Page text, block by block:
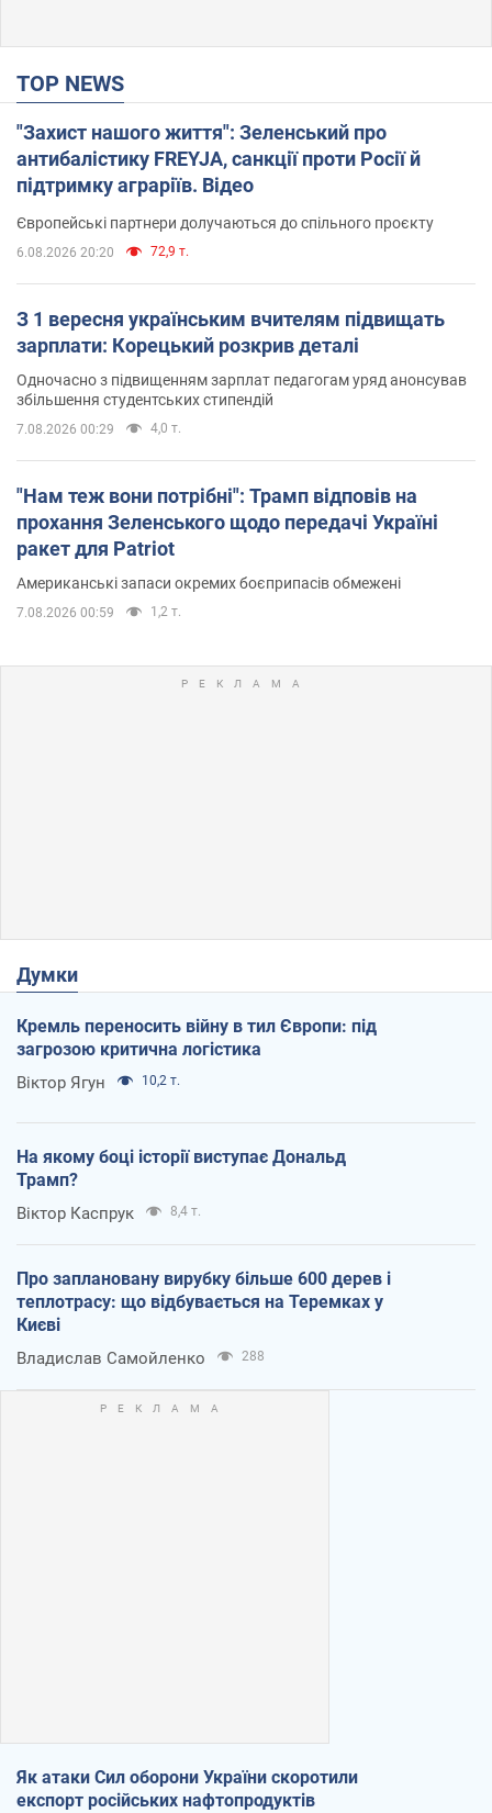
TOP NEWS
"Захист нашого життя": Зеленський про
антибалістику FREYJA, санкції проти Росії й
підтримку аграріїв. Відео
Європейські партнери долучаються до спільного проєкту
6.08.2026 20:20 72,9 т.
З 1 вересня українським вчителям підвищать
зарплати: Корецький розкрив деталі
Одночасно з підвищенням зарплат педагогам уряд анонсував
збільшення студентських стипендій
7.08.2026 00:29 4,0 т.
"Нам теж вони потрібні": Трамп відповів на
прохання Зеленського щодо передачі Україні
ракет для Patriot
Американські запаси окремих боєприпасів обмежені
7.08.2026 00:59 1,2 т.
Думки
Кремль переносить війну в тил Європи: під
загрозою критична логістика
Віктор Ягун 10,2 т.
На якому боці історії виступає Дональд
Трамп?
Віктор Каспрук 8,4 т.
Про заплановану вирубку більше 600 дерев і
теплотрасу: що відбувається на Теремках у
Києві
Владислав Самойленко 288
Як атаки Сил оборони України скоротили
експорт російських нафтопродуктів